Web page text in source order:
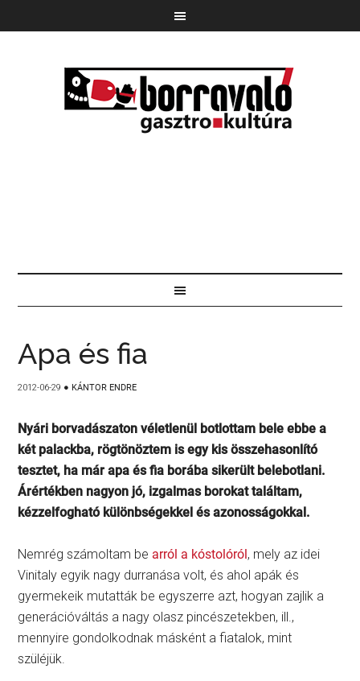
Apa és fia
2012-06-29 ● KÁNTOR ENDRE
Nyári borvadászaton véletlenül botlottam bele ebbe a
két palackba, rögtönöztem is egy kis összehasonlító
tesztet, ha már apa és fia borába sikerült belebotlani.
Árértékben nagyon jó, izgalmas borokat találtam,
kézzelfogható különbségekkel és azonosságokkal.
Nemrég számoltam be arról a kóstolóról, mely az idei
Vinitaly egyik nagy durranása volt, és ahol apák és
gyermekeik mutatták be egyszerre azt, hogyan zajlik a
generációváltás a nagy olasz pincészetekben, ill.,
mennyire gondolkodnak másként a fiatalok, mint
szüléjük.